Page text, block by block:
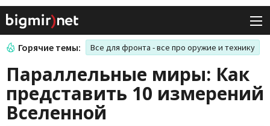
Горячие темы: Все для фронта - все про оружие и технику
Параллельные миры: Как
представить 10 измерений
Вселенной